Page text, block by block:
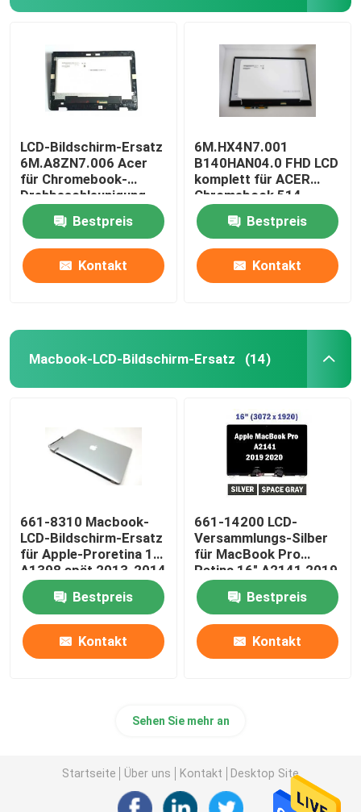
LCD-Bildschirm-Ersatz
6M.A8ZN7.006 Acer
für Chromebook-
Drehbeschleunigung
511 R753T 11,6 Zoll
Bestpreis
Kontakt
6M.HX4N7.001
B140HAN04.0 FHD LCD
komplett für ACER
Chromebook 514
CP514-1H-R4HQ-US
Bestpreis
Kontakt
Macbook-LCD-Bildschirm-Ersatz (14)
661-8310 Macbook-
LCD-Bildschirm-Ersatz
für Apple-Proretina 15"
A1398 spät 2013-2014
Bestpreis
Kontakt
661-14200 LCD-
Versammlungs-Silber
für MacBook Pro
Retina 16" A2141 2019
EMC3347
Bestpreis
Kontakt
Sehen Sie mehr an
Startseite Über uns Kontakt Desktop Site